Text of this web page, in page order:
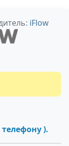
iFlow
).